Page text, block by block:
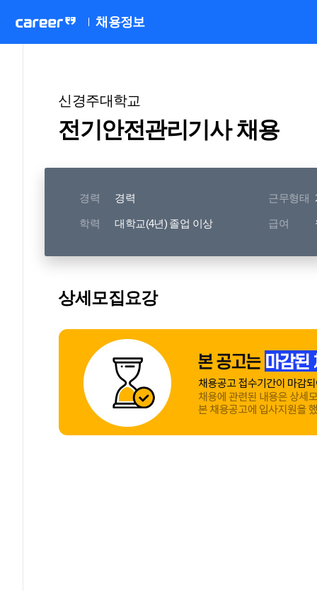
채용정보
신경주대학교
전기안전관리기사 채용
경력 경력 근무형태
학력 대학교(4년) 졸업 이상 급여
상세모집요강